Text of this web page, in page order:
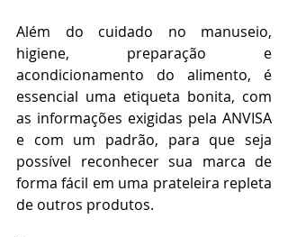
Além do cuidado no manuseio,
higiene, preparação e
acondicionamento do alimento, é
essencial uma etiqueta bonita, com
as informações exigidas pela ANVISA
e com um padrão, para que seja
possível reconhecer sua marca de
forma fácil em uma prateleira repleta
de outros produtos.